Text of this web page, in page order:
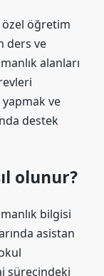
özel öğretim
ders ve
alanları
ve
destek
olunur?
bilgisi
asistan
sürecindeki